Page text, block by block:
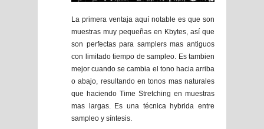
La primera ventaja aquí notable es que son
muestras muy pequeñas en Kbytes, así que
son perfectas para samplers mas antiguos
con limitado tiempo de sampleo. Es tambien
mejor cuando se cambia el tono hacia arriba
o abajo, resultando en tonos mas naturales
que haciendo Time Stretching en muestras
mas largas. Es una técnica hybrida entre
sampleo y síntesis.